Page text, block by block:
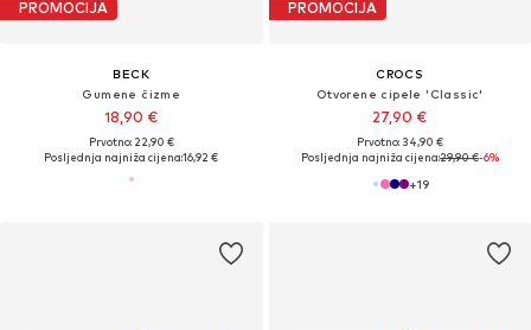
PROMOCIJA
BECK
Gumene čizme
18,90 €
Prvotno: 22,90 €
Posljednja najniža cijena:16,92 €
PROMOCIJA
CROCS
Otvorene cipele 'Classic'
27,90 €
Prvotno: 34,90 €
Posljednja najniža cijena:29,90 €-6%
+19